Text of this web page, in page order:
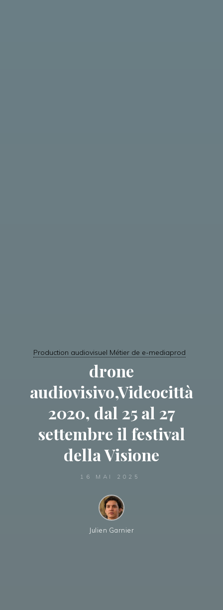
Production audiovisuel Métier de e-mediaprod
drone
audiovisivo,Videocittà
2020, dal 25 al 27
settembre il festival
della Visione
16 MAI 2025
Julien Garnier